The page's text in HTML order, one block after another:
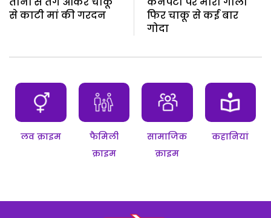
से काटी मां की गरदन
फिर चाकू से कई बार
गोदा
लव क्राइम
फैमिली
क्राइम
सामाजिक
क्राइम
कहानियां